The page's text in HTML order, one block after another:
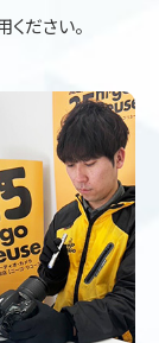
ださい。